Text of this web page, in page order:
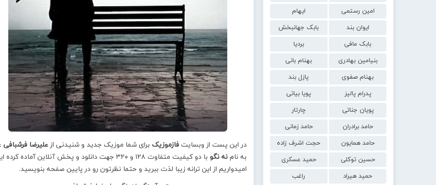
امین رستمی
ایهام
ایوان بند
بابک جهانبخش
بابک مافی
بردیا
بنیامین بهادری
بهنام بانی
بهنام صفوی
پازل بند
پدرام پالیز
پویا بیاتی
پویان جناتی
چارتار
حامد برادران
حامد زمانی
حامد همایون
حجت اشرف زاده
حسین توکلی
حمید عسکری
حمید هیراد
راغب
در این پست از وبسایت فازموزیک برای شما موزیک جدید و شنیدنی از علیرضا فرشبافی
به نام نه نگو
با دو کیفیت متفاوت ۱۲۸ و ۳۲۰ جهت دانلود و پخش آنلاین آماده کرده
امیدواریم از این ترانه زیبا لذت ببرید و حتما نظرتون رو در پایین صفحه بنویسید.